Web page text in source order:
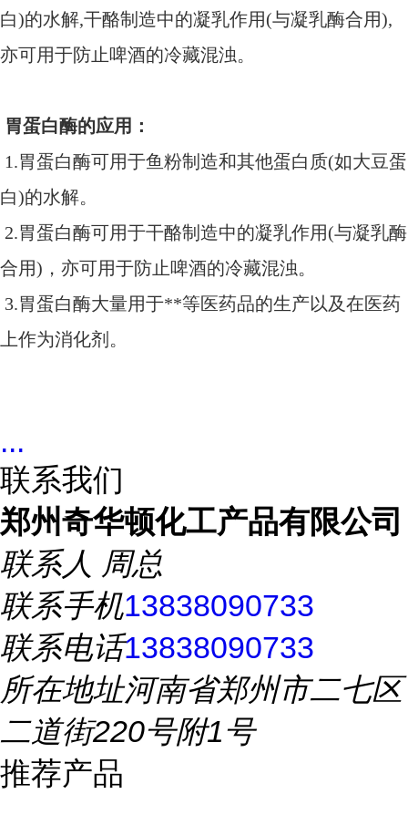
白)的水解,干酪制造中的凝乳作用(与凝乳酶合用),
亦可用于防止啤酒的冷藏混浊。
胃蛋白酶的应用：
1.胃蛋白酶可用于鱼粉制造和其他蛋白质(如大豆蛋
白)的水解。
2.胃蛋白酶可用于干酪制造中的凝乳作用(与凝乳酶
合用)，亦可用于防止啤酒的冷藏混浊。
3.胃蛋白酶大量用于**等医药品的生产以及在医药
上作为消化剂。
...
联系我们
郑州奇华顿化工产品有限公司
联系人 周总
联系手机13838090733
联系电话13838090733
所在地址河南省郑州市二七区
二道街220号附1号
推荐产品